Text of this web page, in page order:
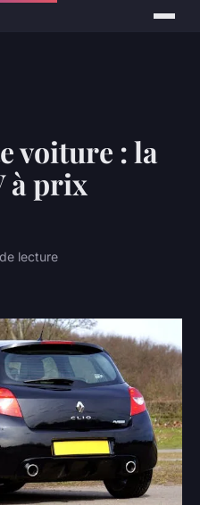
voiture : la
à prix
lecture